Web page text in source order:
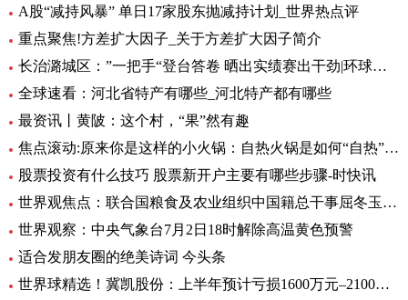
A股“减持风暴” 单日17家股东抛减持计划_世界热点评
重点聚焦!方差扩大因子_关于方差扩大因子简介
长治潞城区：”一把手“登台答卷 晒出实绩赛出干劲|环球视点
全球速看：河北省特产有哪些_河北特产都有哪些
最资讯丨黄陂：这个村，“果”然有趣
焦点滚动:原来你是这样的小火锅：自热火锅是如何“自热”的？
股票投资有什么技巧 股票新开户主要有哪些步骤-时快讯
世界观焦点：联合国粮食及农业组织中国籍总干事屈冬玉2日在新任总干事选举中成功胜选连任
世界观察：中央气象台7月2日18时解除高温黄色预警
适合发朋友圈的绝美诗词 今头条
世界球精选！冀凯股份：上半年预计亏损1600万元–2100万元